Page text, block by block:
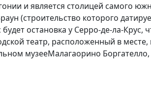
и является столицей самого
(строительство которого
остановка у Серро-де-ла-Крус,
театр, расположенный в
музееМалагаорино